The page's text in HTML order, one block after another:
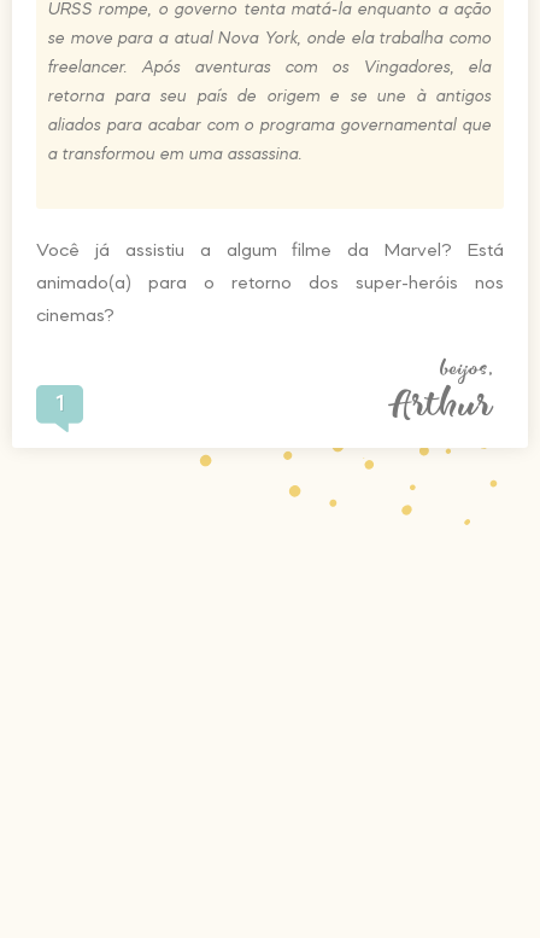
URSS rompe, o governo tenta matá-la enquanto a ação
se move para a atual Nova York, onde ela trabalha como
freelancer. Após aventuras com os Vingadores, ela
retorna para seu país de origem e se une à antigos
aliados para acabar com o programa governamental que
a transformou em uma assassina.
Você já assistiu a algum filme da Marvel? Está
animado(a) para o retorno dos super-heróis nos
cinemas?
1
beijos,
Arthur